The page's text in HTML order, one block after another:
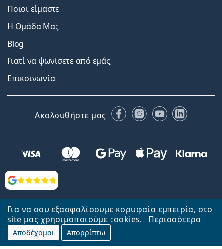
Για να σου εξασφαλίσουμε κορυφαία εμπειρία, στο
site μας χρησιμοποιούμε cookies.
Περισσότερα
Αποδέχομαι Απορρίπτω
Αξιολογήσεις
Ποιοι είμαστε
Η Ομάδα Μας
Blog
Γιατί να ψωνίσετε από εμάς;
Επικοινωνία
Ακολουθήστε μας FacebookInstagram
YouTubeLinkedIn
Επιστροφή στην αρχική σελίδα